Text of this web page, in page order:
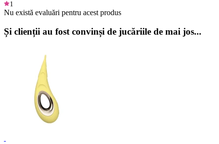
1
Nu există evaluări pentru acest produs
Și clienții au fost convinși de jucăriile de mai jos...